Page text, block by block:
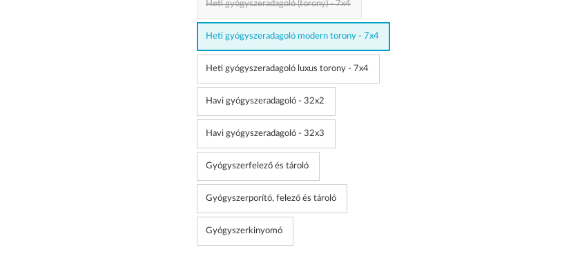
Heti gyógyszeradagoló (torony) - 7x4
Heti gyógyszeradagoló modern torony - 7x4
Heti gyógyszeradagoló luxus torony - 7x4
Havi gyógyszeradagoló - 32x2
Havi gyógyszeradagoló - 32x3
Gyógyszerfelező és tároló
Gyógyszerporító, felező és tároló
Gyógyszerkinyomó